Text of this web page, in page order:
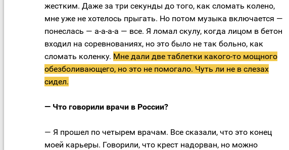
жестким. Даже за три секунды до того, как сломать колено,
мне уже не хотелось прыгать. Но потом музыка включается —
понеслась — а-а-а-а — все. Я ломал скулу, когда лицом в бетон
входил на соревнованиях, но это было не так больно, как
сломать коленку. Мне дали две таблетки какого-то мощного
обезболивающего, но это не помогало. Чуть ли не в слезах
сидел.
— Что говорили врачи в России?
— Я прошел по четырем врачам. Все сказали, что это конец
моей карьеры. Говорили, что крест надорван, но можно